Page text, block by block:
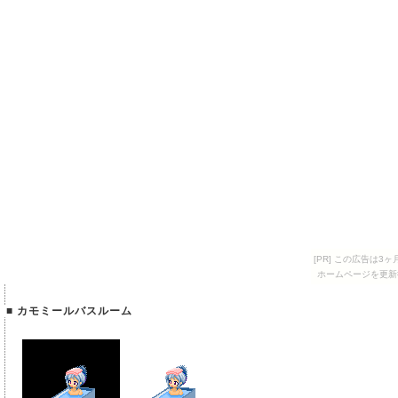
[PR] この広告は3ヶ
ホームページを更
■ カモミールバスルーム